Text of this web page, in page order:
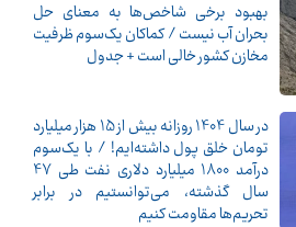
بهبود برخی شاخص‌ها به معنای حل
بحران آب نیست / کماکان یک‌سوم ظرفیت
مخازن کشور خالی است + جدول
در سال 1404 روزانه بیش از 15 هزار میلیارد
تومان خلق پول داشته‌ایم! / با یک‌سوم
درآمد 1800 میلیارد دلاری نفت طی 47
سال گذشته، می‌توانستیم در برابر
تحریم‌ها مقاومت کنیم